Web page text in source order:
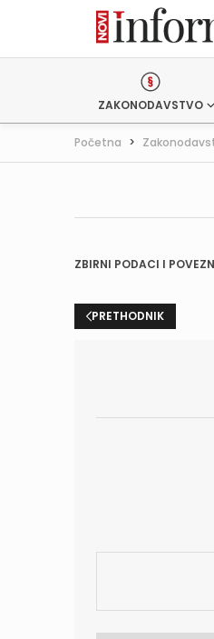
ZAKONODAVSTVO
Početna >
ZBIRNI PODACI I
PRETHODNIK